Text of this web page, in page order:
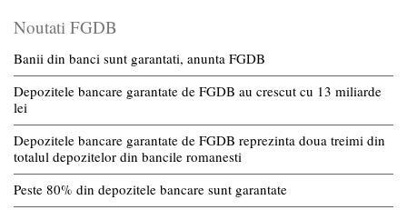
Noutati FGDB
Banii din banci sunt garantati, anunta FGDB
Depozitele bancare garantate de FGDB au crescut cu 13 miliarde
lei
Depozitele bancare garantate de FGDB reprezinta doua treimi din
totalul depozitelor din bancile romanesti
Peste 80% din depozitele bancare sunt garantate